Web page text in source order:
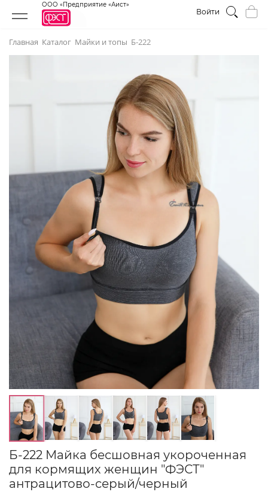
ООО «Предприятие «Аист»
Войти
Главная Каталог Майки и топы Б-222
Б-222 Майка бесшовная укороченная
для кормящих женщин "ФЭСТ"
антрацитово-серый/черный